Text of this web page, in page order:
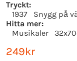
Tryckt:
1937
Snygg på
Hitta mer:
Musikaler
249kr